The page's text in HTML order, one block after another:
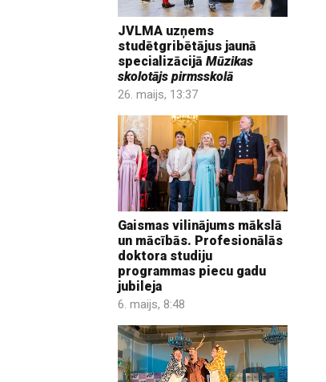
JVLMA uzņems
studētgribētājus jaunā
specializācijā Mūzikas
skolotājs pirmsskolā
26. maijs, 13:37
Gaismas vilinājums mākslā
un mācībās. Profesionālās
doktora studiju
programmas piecu gadu
jubileja
6. maijs, 8:48